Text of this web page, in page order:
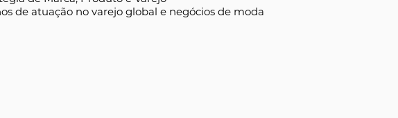
de atuação no varejo global e negócios de moda​